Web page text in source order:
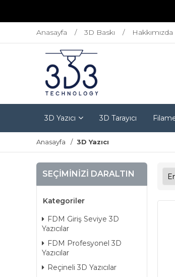
Anasayfa 3D Baskı Hakkımızda
3D Yazıcı 3D Tarayıcı
Anasayfa 3D Yazıcı
SEÇIMINIZI DARALTIN
Kategoriler
FDM Giriş Seviye 3D
Yazıcılar
FDM Profesyonel 3D
Yazıcılar
Reçineli 3D Yazıcılar